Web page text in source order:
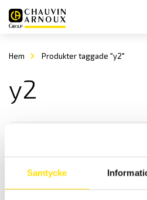
Samtycke
Hem Produkter taggade "y2"
y2